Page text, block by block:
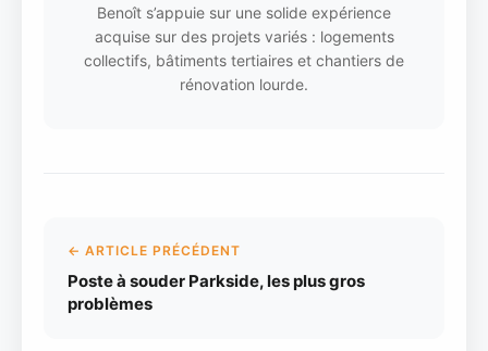
Benoît s’appuie sur une solide expérience
acquise sur des projets variés : logements
collectifs, bâtiments tertiaires et chantiers de
rénovation lourde.
← ARTICLE PRÉCÉDENT
Poste à souder Parkside, les plus gros
problèmes